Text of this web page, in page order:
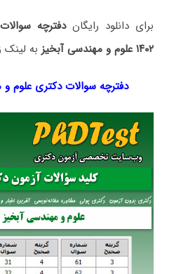
برای دانلود رایگاندفترچه
۱۴۰۲ علوم و مهندسی آبخیز
به لینک
دفترچه سوالات دکتری علوم و